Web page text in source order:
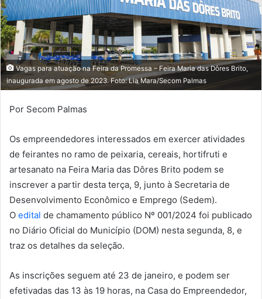
m
a
i
l
Vagas para atuação na Feira da Promessa – Feira Maria das Dôres Brito,
inaugurada em agosto de 2023. Foto: Lia Mara/Secom Palmas
Por Secom Palmas
Os empreendedores interessados em exercer atividades
de feirantes no ramo de peixaria, cereais, hortifruti e
artesanato na Feira Maria das Dôres Brito podem se
inscrever a partir desta terça, 9, junto à Secretaria de
Desenvolvimento Econômico e Emprego (Sedem).
O edital de chamamento público Nº 001/2024 foi publicado
no Diário Oficial do Município (DOM) nesta segunda, 8, e
traz os detalhes da seleção.
As inscrições seguem até 23 de janeiro, e podem ser
efetivadas das 13 às 19 horas, na Casa do Empreendedor,